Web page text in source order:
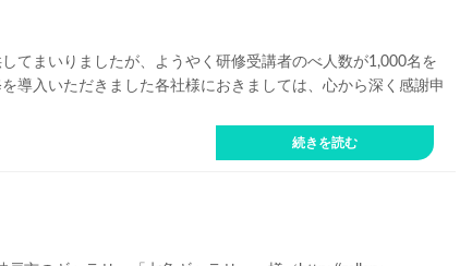
てまいりましたが、ようやく研修受講者のべ人数が1,000名を
導入いただきました各社様におきましては、心から深く感謝申
続きを読む